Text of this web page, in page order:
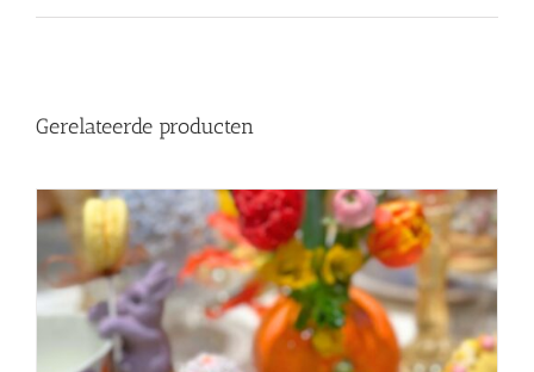
Gerelateerde producten